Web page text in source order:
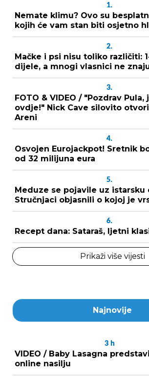
1.
Nemate klimu? Ovo su
kojih će vam stan biti osjetno
2.
Mačke i psi nisu toliko različiti:
dijele, a mnogi vlasnici ne
3.
FOTO & VIDEO / "Pozdrav Pula,
ovdje!" Nick Cave silovito
Areni
4.
Osvojen Eurojackpot! Sretnik
od 32 milijuna eura
5.
Meduze se pojavile uz istarsku
Stručnjaci objasnili o kojoj je
6.
Recept dana: Sataraš, ljetni
Prikaži više vijesti
Najnovije
3 h
VIDEO / Baby Lasagna
online nasilju